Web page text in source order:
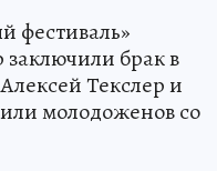
фестиваль»
брак в
Текслер и
молодоженов со